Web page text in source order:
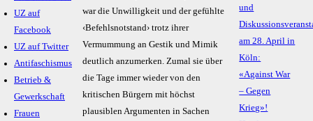
UZ auf
Facebook
UZ auf Twitter
Antifaschismus
Betrieb &
Gewerkschaft
Frauen
war die Unwilligkeit und der gefühlte
‹Befehlsnotstand› trotz ihrer
Vermummung an Gestik und Mimik
deutlich anzumerken. Zumal sie über
die Tage immer wieder von den
kritischen Bürgern mit höchst
plausiblen Argumenten in Sachen
und
am 28. April in
Köln:
«Against War
– Gegen
Krieg»!